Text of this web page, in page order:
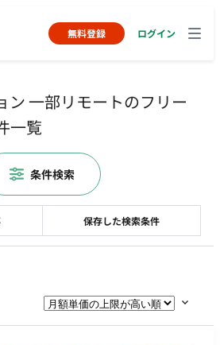
無料登録 ログイン
ン 一部リモートのフリー
一覧
保存した検索条件
条件検索